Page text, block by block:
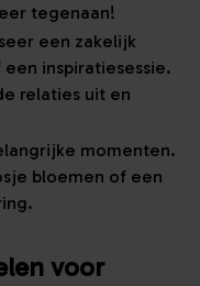
tegenaan!
een zakelijk
een inspiratiesessie.
relaties uit en
momenten.
bloemen of een
voor